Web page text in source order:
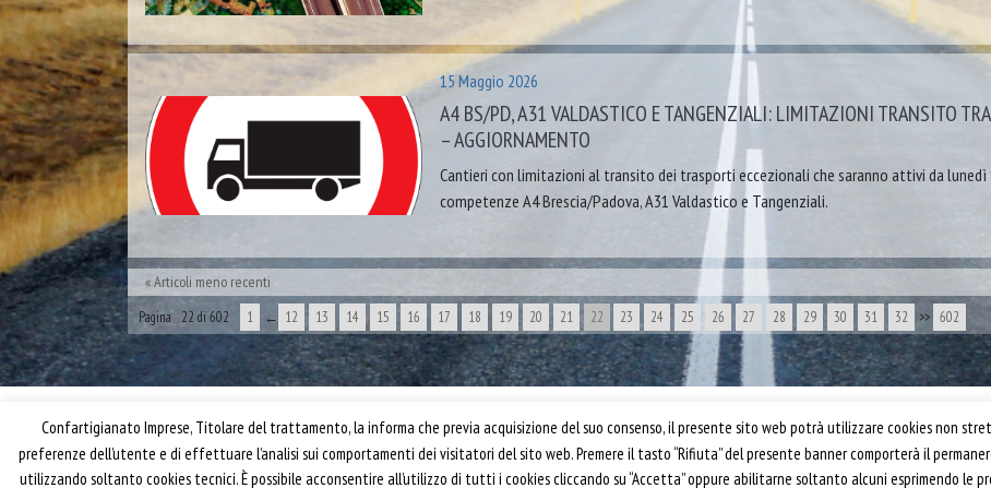
15 Maggio 2026
A4 BS/PD, A31 VALDASTICO E TANGENZIALI: LIMITAZIONI TRANSITO
– AGGIORNAMENTO
Cantieri con limitazioni al transito dei trasporti eccezionali che saranno attivi da lunedì
competenze A4 Brescia/Padova, A31 Valdastico e Tangenziali.
Articoli meno recenti
Pagina 22 di 602 1 ← 12 13 14 15 16 17 18 19 20 21 22 23 24 25 26 27 28 29 30 31 32 >> 602
Confartigianato Trasporti
Via S. Giovanni in Laterano, 152 | 00184 Roma
Confartigianato Imprese, Titolare del trattamento, la informa che previa acquisizione del suo consenso, il presente sito web potrà utilizzare cookies non
preferenze dell’utente e di effettuare l’analisi sui comportamenti dei visitatori del sito web. Premere il tasto “Rifiuta” del presente banner comporterà il
utilizzando soltanto cookies tecnici. È possibile acconsentire all’utilizzo di tutti i cookies cliccando su “Accetta” oppure abilitarne soltanto alcuni esprimendo le